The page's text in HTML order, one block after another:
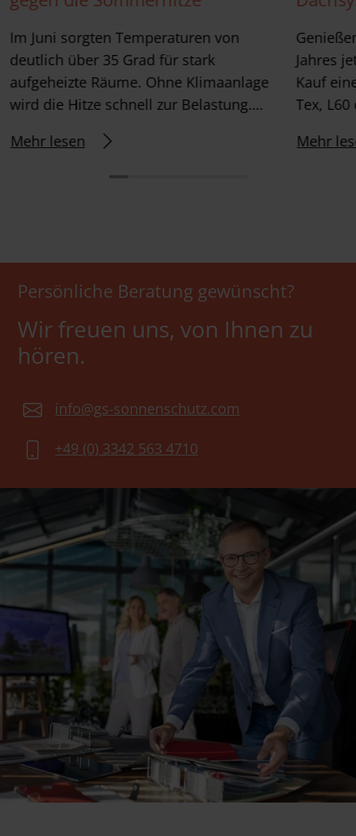
Im Juni sorgten Temperaturen von
deutlich über 35 Grad für stark
aufgeheizte Räume. Ohne Klimaanlage
wird die Hitze schnell zur Belastung….
Mehr lesen
Jahres
Kauf
Tex,
Mehr
Persönliche Beratung gewünscht?
Wir freuen uns, von Ihnen zu
hören.
info@gs-sonnenschutz.com
+49 (0) 3342 563 4710